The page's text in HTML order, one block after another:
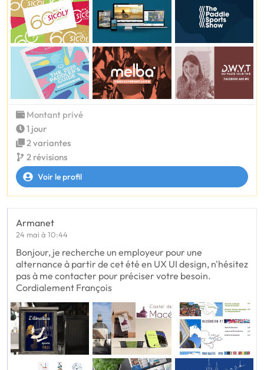
Montant privé
1 jour
2 variantes
2 révisions
Voir le profil
Armanet
24 mai à 10:44
Bonjour, je recherche un employeur pour une
alternance à partir de cet été en UX UI design, n'hésitez
pas à me contacter pour préciser votre besoin.
Cordialement François